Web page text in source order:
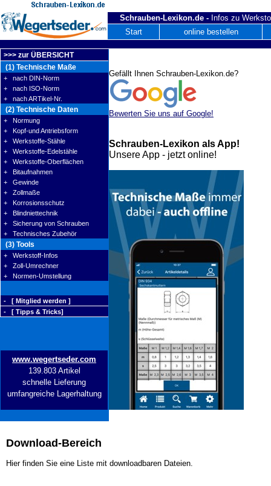
Schrauben-Lexikon.de - Infos zu
Start
online bestellen
>>> zur ÜBERSICHT
(1) Technische Maße
+ nach DIN-Norm
+ nach ISO-Norm
+ nach ARTikel-Nr.
(2) Technische Daten
+ Normung
+ Kopf-und Antriebsform
+ Werkstoffe-Stähle
+ Werkstoffe-Edelstähle
+ Werkstoffe-Oberflächen
+ Bitaufnahmen
+ Gewinde
+ Zollmaße
+ Korrosionsschutz
+ Blindniettechnik
+ Sicherung von Schrauben
+ Technisches Zubehör
(3) Tools
+ Werkstoff-Infos
+ Zoll-Umrechner
+ Normen-Umstellung
- [ Mitglied werden ]
- [ Tipps & Tricks]
www.wegertseder.com
139.803 Artikel
schnelle Lieferung
umfangreiche Lagerhaltung
Download-Bereich
Hier finden Sie eine Liste mit downloadbaren Dateien.
Gefällt Ihnen Schrauben-Lexikon.de?
Bewerten Sie uns auf Google!
Schrauben-Lexikon als App!
Unsere App - jetzt online!